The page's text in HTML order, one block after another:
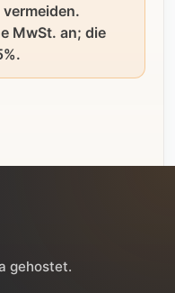
MwSt. an; die
gehostet.